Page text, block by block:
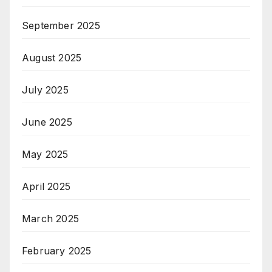
September 2025
August 2025
July 2025
June 2025
May 2025
April 2025
March 2025
February 2025